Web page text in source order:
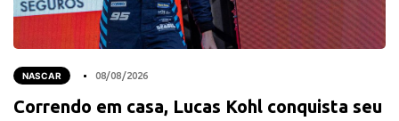
NASCAR 08/08/2026
Correndo em casa, Lucas Kohl conquista seu